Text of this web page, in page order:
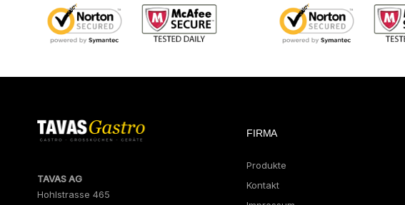
TAVAS AG
Hohlstrasse 465
FIRMA
Produkte
Kontakt